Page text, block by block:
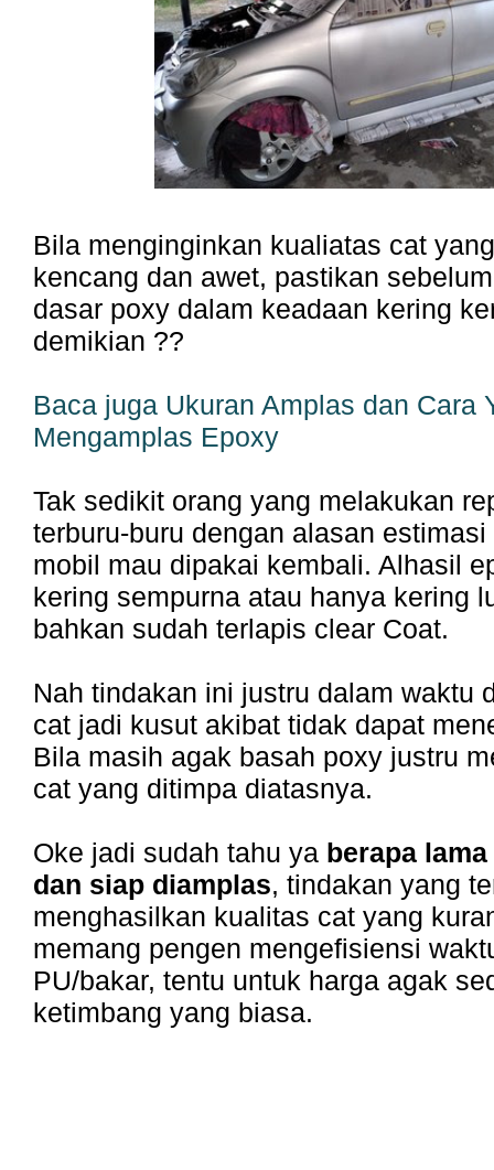
Bila menginginkan kualiatas cat
kencang dan awet, pastikan
dasar poxy dalam keadaan kering
demikian ??
Baca juga Ukuran Amplas dan Cara
Mengamplas Epoxy
Tak sedikit orang yang melakukan
terburu-buru dengan alasan
mobil mau dipakai kembali. Alhasil
kering sempurna atau hanya kering
bahkan sudah terlapis clear Coat.
Nah tindakan ini justru dalam waktu
cat jadi kusut akibat tidak dapat
Bila masih agak basah poxy justru
cat yang ditimpa diatasnya.
Oke jadi sudah tahu ya berapa
dan siap diamplas, tindakan yang
menghasilkan kualitas cat yang
memang pengen mengefisiensi
PU/bakar, tentu untuk harga agak
ketimbang yang biasa.